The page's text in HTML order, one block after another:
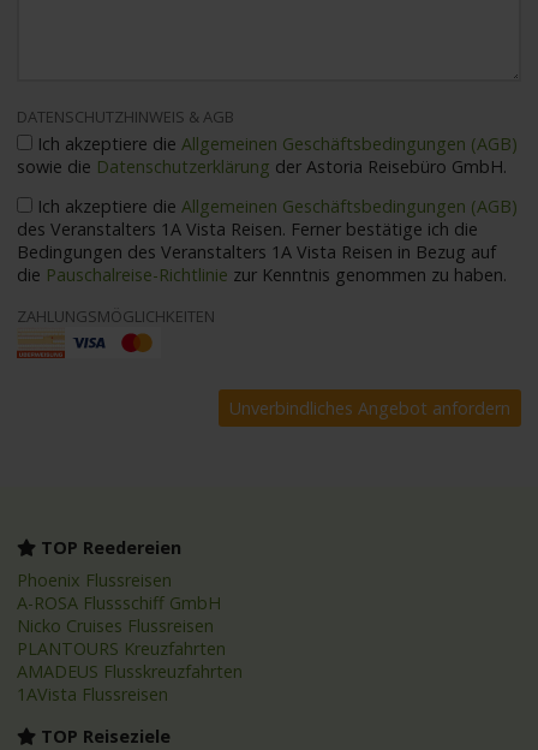
DATENSCHUTZHINWEIS & AGB
Ich akzeptiere dieAllgemeinen Geschäftsbedingungen (AGB)
sowie die Datenschutzerklärung der Astoria Reisebüro GmbH.
Ich akzeptiere dieAllgemeinen Geschäftsbedingungen (AGB)
des Veranstalters 1A Vista Reisen. Ferner bestätige ich die
Bedingungen des Veranstalters 1A Vista Reisen in Bezug auf
die Pauschalreise-Richtlinie zur Kenntnis genommen zu haben.
ZAHLUNGSMÖGLICHKEITEN
TOP Reedereien
Phoenix Flussreisen
A-ROSA Flussschiff GmbH
Nicko Cruises Flussreisen
PLANTOURS Kreuzfahrten
AMADEUS Flusskreuzfahrten
1AVista Flussreisen
TOP Reiseziele